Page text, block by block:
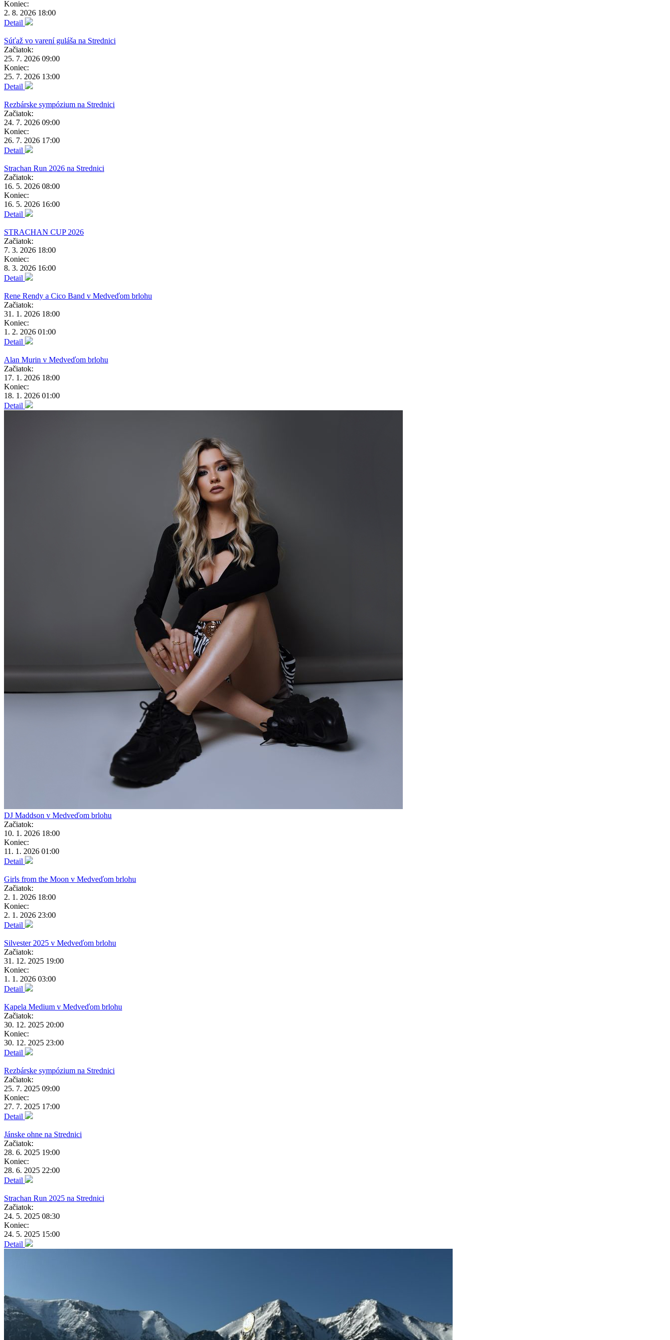
Koniec:
2. 8. 2026 18:00
Detail
Súťaž vo varení guláša na Strednici
Začiatok:
25. 7. 2026 09:00
Koniec:
25. 7. 2026 13:00
Detail
Rezbárske sympózium na Strednici
Začiatok:
24. 7. 2026 09:00
Koniec:
26. 7. 2026 17:00
Detail
Strachan Run 2026 na Strednici
Začiatok:
16. 5. 2026 08:00
Koniec:
16. 5. 2026 16:00
Detail
STRACHAN CUP 2026
Začiatok:
7. 3. 2026 18:00
Koniec:
8. 3. 2026 16:00
Detail
Rene Rendy a Cico Band v Medveďom brlohu
Začiatok:
31. 1. 2026 18:00
Koniec:
1. 2. 2026 01:00
Detail
Alan Murin v Medveďom brlohu
Začiatok:
17. 1. 2026 18:00
Koniec:
18. 1. 2026 01:00
Detail
DJ Maddson v Medveďom brlohu
Začiatok:
10. 1. 2026 18:00
Koniec:
11. 1. 2026 01:00
Detail
Girls from the Moon v Medveďom brlohu
Začiatok:
2. 1. 2026 18:00
Koniec:
2. 1. 2026 23:00
Detail
Silvester 2025 v Medveďom brlohu
Začiatok:
31. 12. 2025 19:00
Koniec:
1. 1. 2026 03:00
Detail
Kapela Medium v Medveďom brlohu
Začiatok:
30. 12. 2025 20:00
Koniec:
30. 12. 2025 23:00
Detail
Rezbárske sympózium na Strednici
Začiatok:
25. 7. 2025 09:00
Koniec:
27. 7. 2025 17:00
Detail
Jánske ohne na Strednici
Začiatok:
28. 6. 2025 19:00
Koniec:
28. 6. 2025 22:00
Detail
Strachan Run 2025 na Strednici
Začiatok:
24. 5. 2025 08:30
Koniec:
24. 5. 2025 15:00
Detail